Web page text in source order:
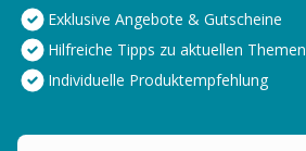
Exklusive Angebote & Gutscheine
Hilfreiche Tipps zu aktuellen Themen
Individuelle Produktempfehlung
Deine E-Mail Adresse